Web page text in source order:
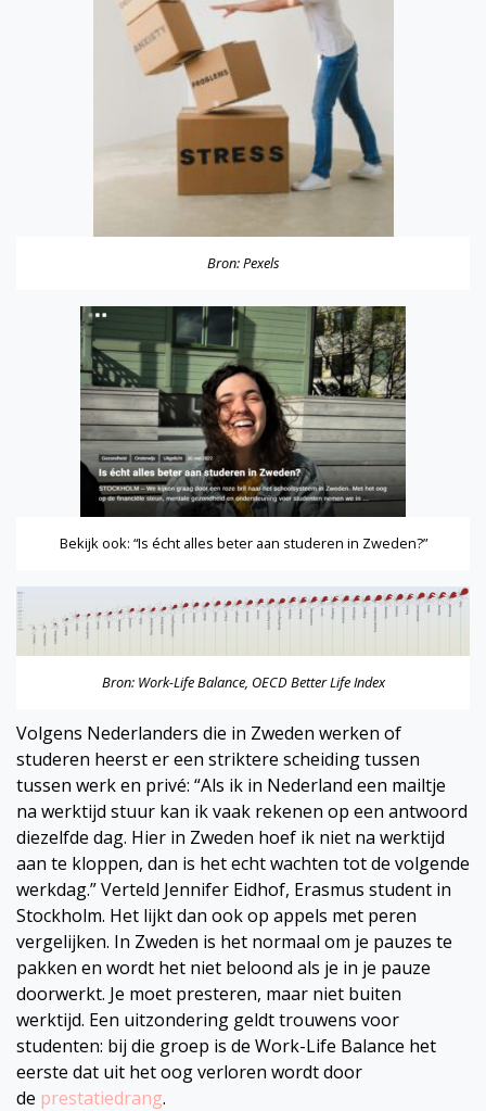
Bron:Pexels
Bekijk ook: “Is écht alles beter aan studeren in Zweden?”
Bron: Work-Life Balance, OECD Better Life Index
Volgens Nederlanders die in Zweden werken of
studeren heerst er een striktere scheiding tussen
tussen werk en privé: “Als ik in Nederland een mailtje
na werktijd stuur kan ik vaak rekenen op een antwoord
diezelfde dag. Hier in Zweden hoef ik niet na werktijd
aan te kloppen, dan is het echt wachten tot de volgende
werkdag.” Verteld Jennifer Eidhof, Erasmus student in
Stockholm. Het lijkt dan ook op appels met peren
vergelijken. In Zweden is het normaal om je pauzes te
pakken en wordt het niet beloond als je in je pauze
doorwerkt. Je moet presteren, maar niet buiten
werktijd. Een uitzondering geldt trouwens voor
studenten: bij die groep is de Work-Life Balance het
eerste dat uit het oog verloren wordt door
de prestatiedrang.